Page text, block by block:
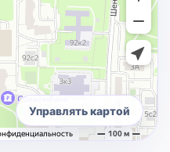
Управлять картой